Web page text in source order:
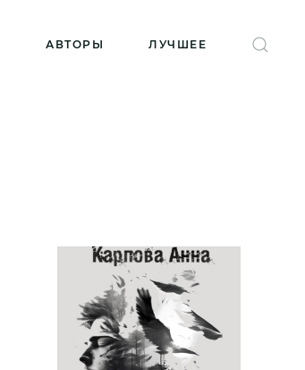
АВТОРЫ ЛУЧШЕЕ